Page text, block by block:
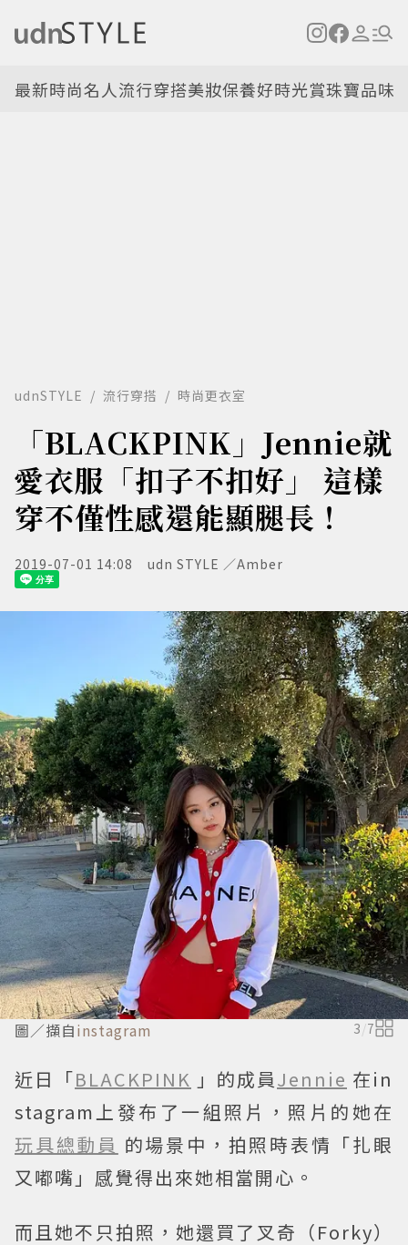
最新時尚名人流行穿搭美妝保養好時光賞珠寶品味
udnSTYLE 流行穿搭 時尚更衣室
「BLACKPINK」Jennie就
愛衣服「扣子不扣好」 這樣
穿不僅性感還能顯腿長！
2019-07-01 14:08 udn STYLE ／Amber
圖／擷自instagram 3/7
近日「BLACKPINK 」的成員Jennie 在in
stagram上發布了一組照片，照片的她在
玩具總動員 的場景中，拍照時表情「扎眼
又嘟嘴」感覺得出來她相當開心。
而且她不只拍照，她還買了叉奇（Forky）